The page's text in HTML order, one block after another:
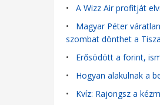
• A Wizz Air profitját
• Magyar Péter
szombat dönthet a
• Erősödött a forint,
• Hogyan alakulnak a
• Kvíz: Rajongsz a